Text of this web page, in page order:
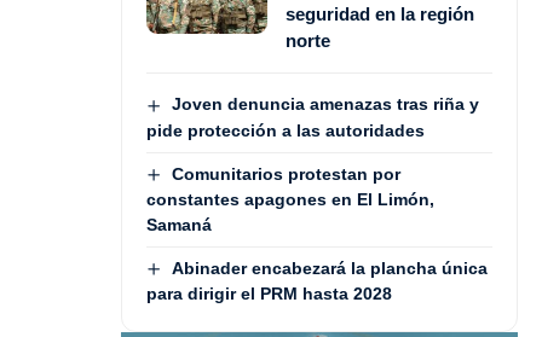
seguridad en la región
norte
Joven denuncia amenazas tras riña y
pide protección a las autoridades
Comunitarios protestan por
constantes apagones en El Limón,
Samaná
Abinader encabezará la plancha única
para dirigir el PRM hasta 2028